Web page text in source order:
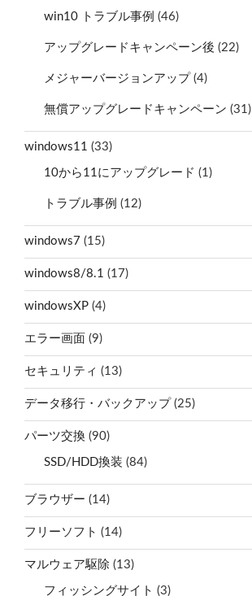
win10 トラブル事例 (46)
アップグレードキャンペーン後 (22)
メジャーバージョンアップ(4)
無償アップグレードキャンペーン (31)
windows11 (33)
10から11にアップグレード (1)
トラブル事例 (12)
windows7 (15)
windows8/8.1 (17)
windowsXP (4)
エラー画面 (9)
セキュリティ (13)
データ移行・バックアップ (25)
パーツ交換 (90)
SSD/HDD換装 (84)
ブラウザー (14)
フリーソフト (14)
マルウェア駆除 (13)
フィッシングサイト (3)